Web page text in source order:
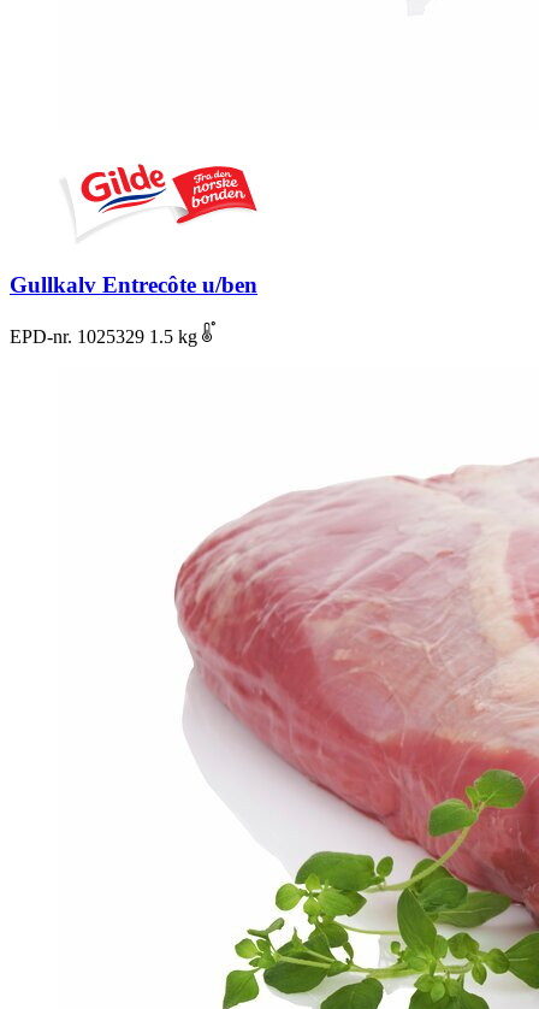
Gullkalv Entrecôte u/ben
EPD-nr. 1025329 1.5 kg